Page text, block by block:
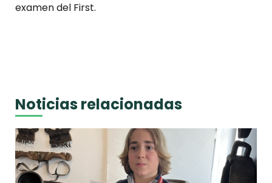
examen del First.
Noticias relacionadas